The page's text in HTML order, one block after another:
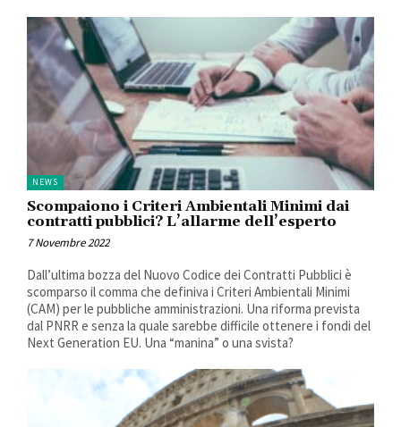
NEWS
Scompaiono i Criteri Ambientali Minimi dai
contratti pubblici? L’allarme dell’esperto
7 Novembre 2022
Dall’ultima bozza del Nuovo Codice dei Contratti Pubblici è
scomparso il comma che definiva i Criteri Ambientali Minimi
(CAM) per le pubbliche amministrazioni. Una riforma prevista
dal PNRR e senza la quale sarebbe difficile ottenere i fondi del
Next Generation EU. Una “manina” o una svista?